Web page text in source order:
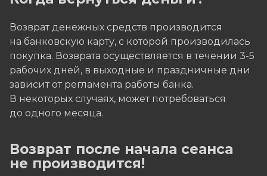
Возврат денежных средств производится
на банковскую карту, с которой производилась
покупка. Возврата осуществляется в течении 3-5
рабочих дней, в выходные и праздничные дни
зависит от регламента работы банка.
В некоторых случаях, может потребоваться
до одного месяца.
Возврат после начала сеанса
не производится!